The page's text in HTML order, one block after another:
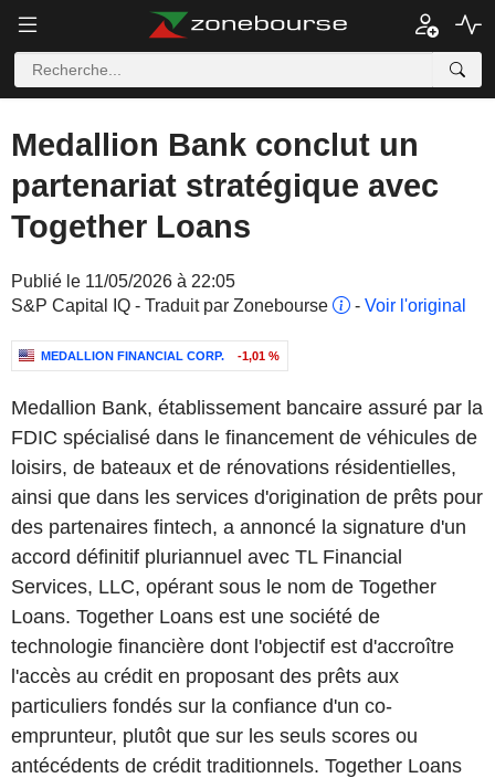
Medallion Bank conclut un
partenariat stratégique avec
Together Loans
Publié le 11/05/2026 à 22:05
S&P Capital IQ - Traduit par Zonebourse
- Voir l'original
MEDALLION FINANCIAL CORP. -1,01 %
Medallion Bank, établissement bancaire assuré par la
FDIC spécialisé dans le financement de véhicules de
loisirs, de bateaux et de rénovations résidentielles,
ainsi que dans les services d'origination de prêts pour
des partenaires fintech, a annoncé la signature d'un
accord définitif pluriannuel avec TL Financial
Services, LLC, opérant sous le nom de Together
Loans. Together Loans est une société de
technologie financière dont l'objectif est d'accroître
l'accès au crédit en proposant des prêts aux
particuliers fondés sur la confiance d'un co-
emprunteur, plutôt que sur les seuls scores ou
antécédents de crédit traditionnels. Together Loans